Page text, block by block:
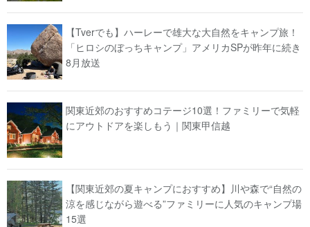
【Tverでも】ハーレーで雄大な大自然をキャンプ旅！
「ヒロシのぼっちキャンプ」アメリカSPが昨年に続き
8月放送
関東近郊のおすすめコテージ10選！ファミリーで気軽
にアウトドアを楽しもう｜関東甲信越
【関東近郊の夏キャンプにおすすめ】川や森で“自然の
涼を感じながら遊べる”ファミリーに人気のキャンプ場
15選